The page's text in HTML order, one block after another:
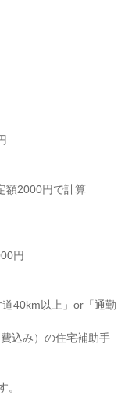
40km以上」or「通勤
込み）の住宅補助手
。